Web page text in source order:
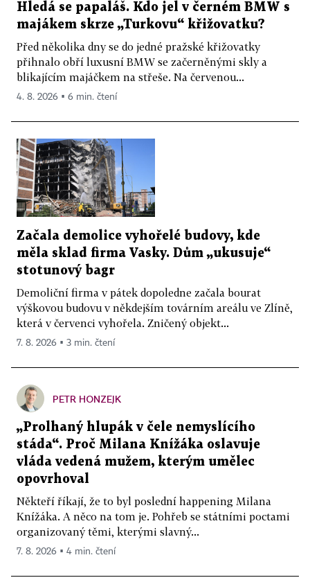
Hledá se papaláš. Kdo jel v černém BMW s
majákem skrze „Turkovu“ křižovatku?
Před několika dny se do jedné pražské křižovatky
přihnalo obří luxusní BMW se začerněnými skly a
blikajícím majáčkem na střeše. Na červenou...
4. 8. 2026 ▪ 6 min. čtení
Začala demolice vyhořelé budovy, kde
měla sklad firma Vasky. Dům „ukusuje“
stotunový bagr
Demoliční firma v pátek dopoledne začala bourat
výškovou budovu v někdejším továrním areálu ve Zlíně,
která v červenci vyhořela. Zničený objekt...
7. 8. 2026 ▪ 3 min. čtení
PETR HONZEJK
„Prolhaný hlupák v čele nemyslícího
stáda“. Proč Milana Knížáka oslavuje
vláda vedená mužem, kterým umělec
opovrhoval
Někteří říkají, že to byl poslední happening Milana
Knížáka. A něco na tom je. Pohřeb se státními poctami
organizovaný těmi, kterými slavný...
7. 8. 2026 ▪ 4 min. čtení